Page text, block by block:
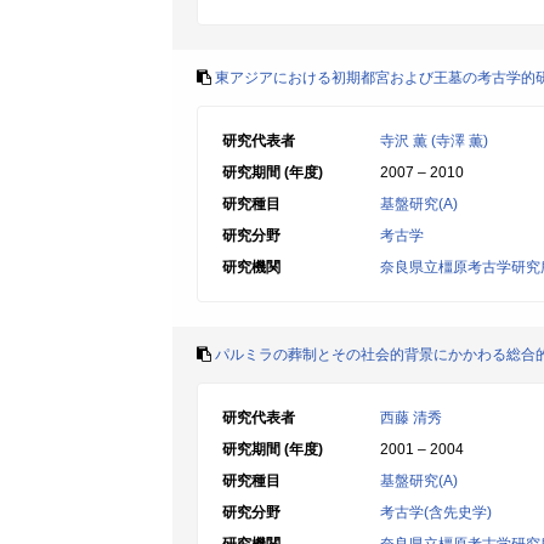
東アジアにおける初期都宮および王墓の考古学的
研究代表者
寺沢 薫 (寺澤 薫)
研究期間 (年度)
2007 – 2010
研究種目
基盤研究(A)
研究分野
考古学
研究機関
奈良県立橿原考古学研究
パルミラの葬制とその社会的背景にかかわる総合
研究代表者
西藤 清秀
研究期間 (年度)
2001 – 2004
研究種目
基盤研究(A)
研究分野
考古学(含先史学)